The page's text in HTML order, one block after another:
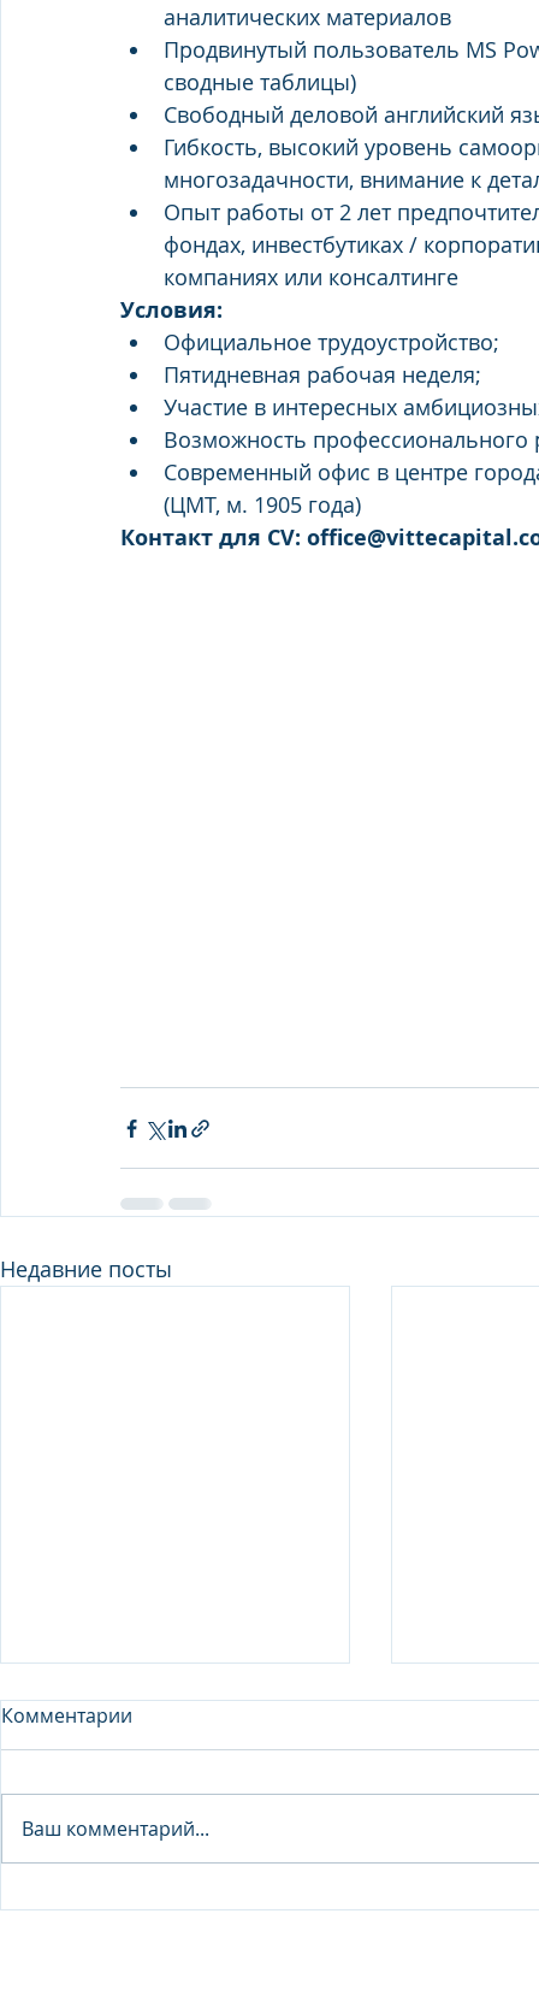
аналитических материалов
Продвинутый пользователь MS
сводные таблицы)
Свободный деловой английский
Гибкость, высокий уровень
многозадачности, внимание к
Опыт работы от 2 лет
фондaх, инвестбутиках /
компаниях или консалтинге
Условия:
Официальное трудоустройство;
Пятидневная рабочая неделя;
Участие в интересных
Возможность профессионального
Современный офис в центре
(ЦМТ, м. 1905 года)
Контакт для CV:
Недавние посты
Комментарии
Ваш комментарий...